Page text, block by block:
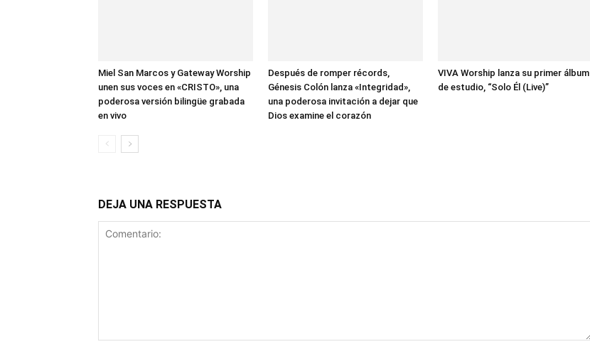
Miel San Marcos y Gateway Worship
unen sus voces en «CRISTO», una
poderosa versión bilingüe grabada
en vivo
Después de romper récords,
Génesis Colón lanza «Integridad»,
una poderosa invitación a dejar que
Dios examine el corazón
VIVA Worship lanza su primer álbum
de estudio, “Solo Él (Live)”
DEJA UNA RESPUESTA